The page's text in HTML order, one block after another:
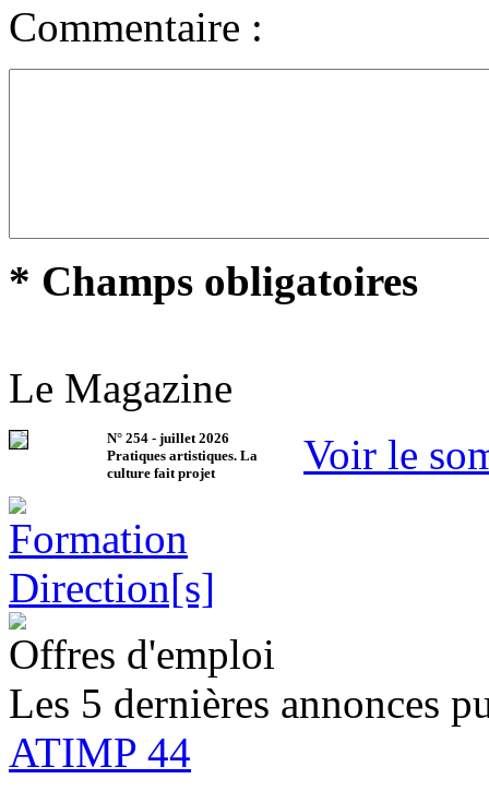
Commentaire :
* Champs obligatoires
Le Magazine
N° 254 - juillet 2026
Pratiques artistiques. La
culture fait projet
Voir le
Offres d'emploi
Les 5 dernières annonces
ATIMP 44